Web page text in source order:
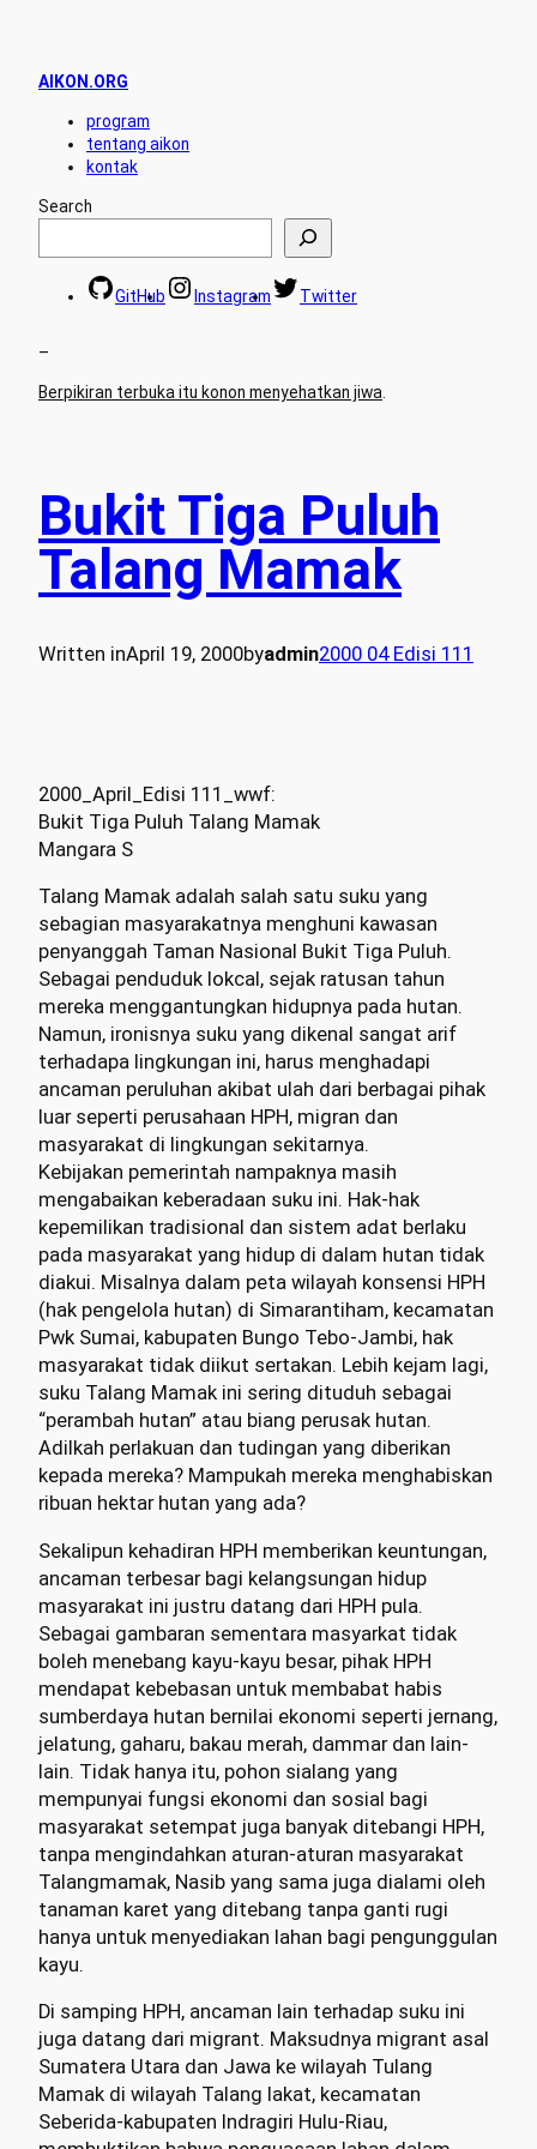
AIKON.ORG
program
tentang aikon
kontak
Search
GitHub Instagram Twitter
–
Berpikiran terbuka itu konon menyehatkan jiwa
Bukit Tiga Puluh
Talang Mamak
Written inApril 19, 2000byadmin2000 04 Edisi 111
2000_April_Edisi 111_wwf:
Bukit Tiga Puluh Talang Mamak
Mangara S
Talang Mamak adalah salah satu suku yang
sebagian masyarakatnya menghuni kawasan
penyanggah Taman Nasional Bukit Tiga Puluh.
Sebagai penduduk lokcal, sejak ratusan tahun
mereka menggantungkan hidupnya pada hutan.
Namun, ironisnya suku yang dikenal sangat arif
terhadapa lingkungan ini, harus menghadapi
ancaman peruluhan akibat ulah dari berbagai pihak
luar seperti perusahaan HPH, migran dan
masyarakat di lingkungan sekitarnya.
Kebijakan pemerintah nampaknya masih
mengabaikan keberadaan suku ini. Hak-hak
kepemilikan tradisional dan sistem adat berlaku
pada masyarakat yang hidup di dalam hutan tidak
diakui. Misalnya dalam peta wilayah konsensi HPH
(hak pengelola hutan) di Simarantiham, kecamatan
Pwk Sumai, kabupaten Bungo Tebo-Jambi, hak
masyarakat tidak diikut sertakan. Lebih kejam lagi,
suku Talang Mamak ini sering dituduh sebagai
“perambah hutan” atau biang perusak hutan.
Adilkah perlakuan dan tudingan yang diberikan
kepada mereka? Mampukah mereka menghabiskan
ribuan hektar hutan yang ada?
Sekalipun kehadiran HPH memberikan keuntungan,
ancaman terbesar bagi kelangsungan hidup
masyarakat ini justru datang dari HPH pula.
Sebagai gambaran sementara masyarkat tidak
boleh menebang kayu-kayu besar, pihak HPH
mendapat kebebasan untuk membabat habis
sumberdaya hutan bernilai ekonomi seperti jernang,
jelatung, gaharu, bakau merah, dammar dan lain-
lain. Tidak hanya itu, pohon sialang yang
mempunyai fungsi ekonomi dan sosial bagi
masyarakat setempat juga banyak ditebangi HPH,
tanpa mengindahkan aturan-aturan masyarakat
Talangmamak, Nasib yang sama juga dialami oleh
tanaman karet yang ditebang tanpa ganti rugi
hanya untuk menyediakan lahan bagi pengunggulan
kayu.
Di samping HPH, ancaman lain terhadap suku ini
juga datang dari migrant. Maksudnya migrant asal
Sumatera Utara dan Jawa ke wilayah Tulang
Mamak di wilayah Talang lakat, kecamatan
Seberida-kabupaten Indragiri Hulu-Riau,